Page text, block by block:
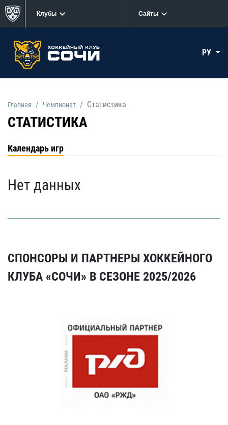
Клубы Сайты
РУ
Главная Чемпионат Статистика
СТАТИСТИКА
Календарь игр
Нет данных
СПОНСОРЫ И ПАРТНЕРЫ ХОККЕЙНОГО
КЛУБА «СОЧИ» В СЕЗОНЕ 2025/2026